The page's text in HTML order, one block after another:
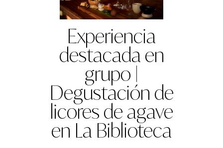
Experiencia
destacada en
grupo |
Degustación de
licores de agave
en La Biblioteca